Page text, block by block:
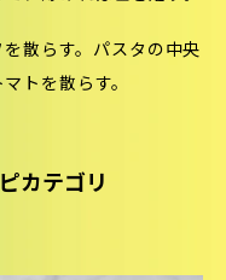
散らす。パスタの中央
トを散らす。
カテゴリ